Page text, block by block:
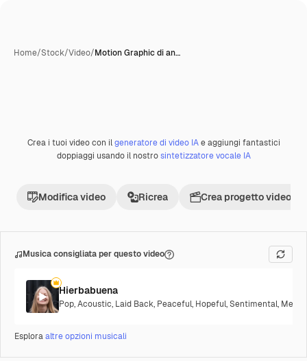
Home/Stock/Video/Motion Graphic di an…
Crea i tuoi video con ilgeneratore di video IAe aggiungi fantastici
doppiaggi usando il nostrosintetizzatore vocale IA
Modifica video Ricrea Crea progetto video
Musica consigliata per questo video
Hierbabuena
Pop,Acoustic, Laid Back, Peaceful, Hopeful,Sentimental,
Esploraaltre opzioni musicali